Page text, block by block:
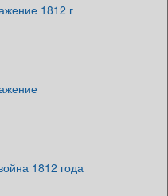
1812 г
1812 года